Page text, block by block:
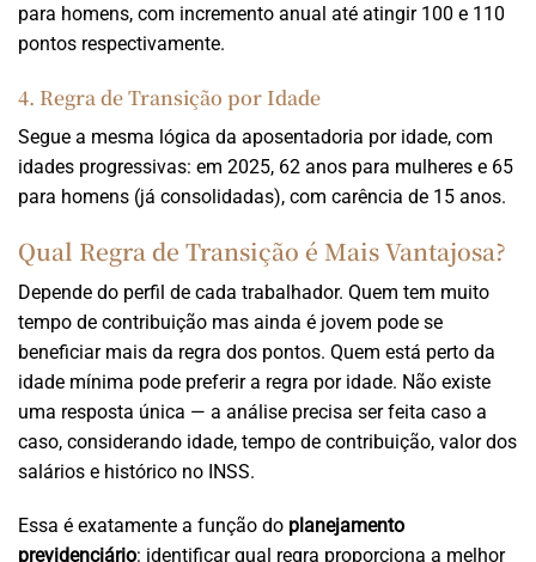
para homens, com incremento anual até atingir 100 e 110
pontos respectivamente.
4. Regra de Transição por Idade
Segue a mesma lógica da aposentadoria por idade, com
idades progressivas: em 2025, 62 anos para mulheres e 65
para homens (já consolidadas), com carência de 15 anos.
Qual Regra de Transição é Mais Vantajosa?
Depende do perfil de cada trabalhador. Quem tem muito
tempo de contribuição mas ainda é jovem pode se
beneficiar mais da regra dos pontos. Quem está perto da
idade mínima pode preferir a regra por idade. Não existe
uma resposta única — a análise precisa ser feita caso a
caso, considerando idade, tempo de contribuição, valor dos
salários e histórico no INSS.
Essa é exatamente a função do planejamento
previdenciário: identificar qual regra proporciona a melhor